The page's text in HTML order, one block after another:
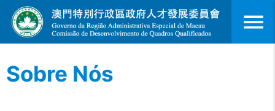
menu
Sobre Nós